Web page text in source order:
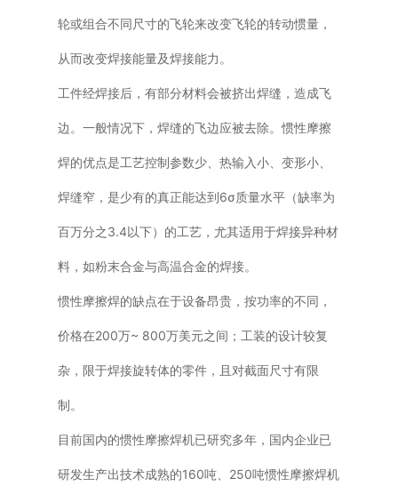
轮或组合不同尺寸的飞轮来改变飞轮的转动惯量，
从而改变焊接能量及焊接能力。
工件经焊接后，有部分材料会被挤出焊缝，造成飞
边。一般情况下，焊缝的飞边应被去除。惯性摩擦
焊的优点是工艺控制参数少、热输入小、变形小、
焊缝窄，是少有的真正能达到6σ质量水平（缺率为
百万分之3.4以下）的工艺，尤其适用于焊接异种材
料，如粉末合金与高温合金的焊接。
惯性摩擦焊的缺点在于设备昂贵，按功率的不同，
价格在200万~ 800万美元之间；工装的设计较复
杂，限于焊接旋转体的零件，且对截面尺寸有限
制。
目前国内的惯性摩擦焊机已研究多年，国内企业已
研发生产出技术成熟的160吨、250吨惯性摩擦焊机